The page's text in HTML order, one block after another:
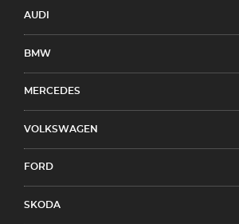
AUDI
BMW
MERCEDES
VOLKSWAGEN
FORD
SKODA